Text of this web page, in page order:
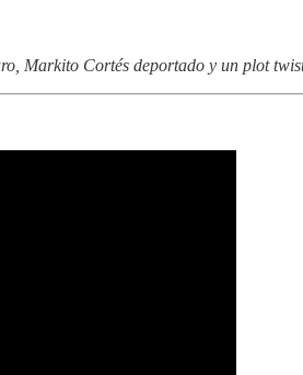
Markito Cortés deportado y un plot